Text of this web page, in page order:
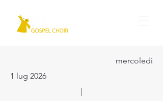
mercoledì
1 lug 2026
|